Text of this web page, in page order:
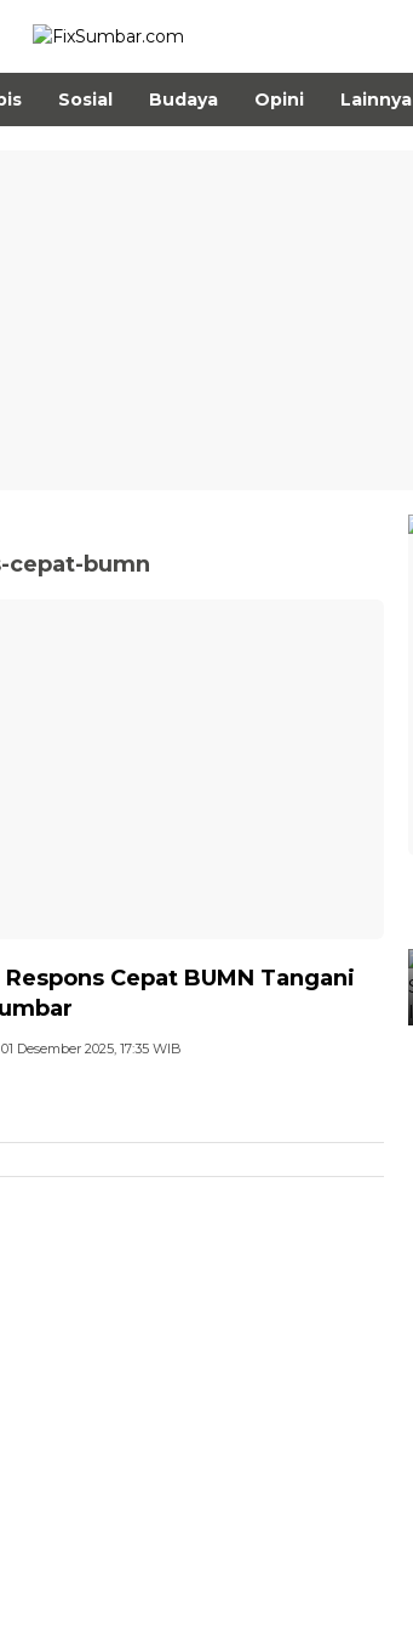
Sosial Budaya Opini Lainnya
cepat-bumn
Cepat BUMN Tangani
Desember 2025, 17:35 WIB